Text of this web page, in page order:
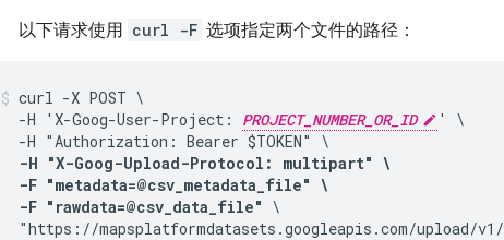
以下请求使用 curl -F 选项指定两个文件的路径：
curl -X POST \
  -H 'X-Goog-User-Project:
PROJECT_NUMBER_OR_ID
' \
  -H "Authorization: Bearer $TOKEN" \
-H "X-Goog-Upload-Protocol: multipart" \
  -F "metadata=@csv_metadata_file" \
  -F "rawdata=@csv_data_file"
\
"https://mapsplatformdatasets.googleapis.com/upload/